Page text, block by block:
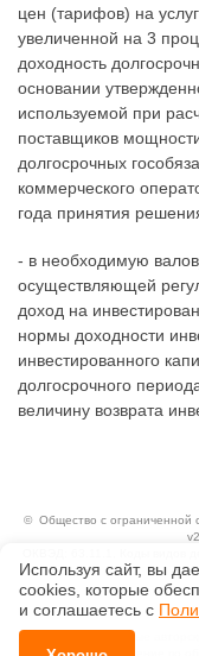
цен (тарифов) на
увеличенной на 3
доходность
основании
используемой при
поставщиков
долгосрочных
коммерческого
года принятия
- в необходимую
осуществляющей
доход на
нормы доходности
инвестированного
долгосрочного
величину возврата
© Общество с ограниченной
Исключительные
Положение по
Используя сайт, вы
сооkiеs, которые
и соглашаетесь с